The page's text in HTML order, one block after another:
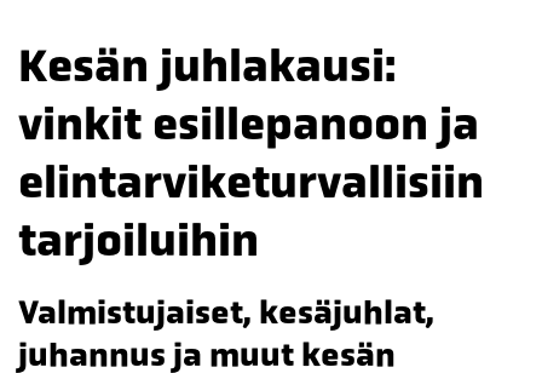
Kesän juhlakausi:
vinkit esillepanoon ja
elintarviketurvallisiin
tarjoiluihin
Valmistujaiset, kesäjuhlat,
juhannus ja muut kesän